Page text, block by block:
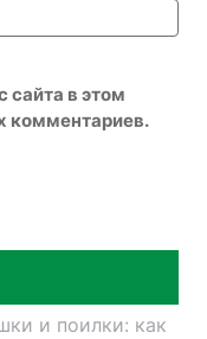
сайта в этом
комментариев.
и поилки: как